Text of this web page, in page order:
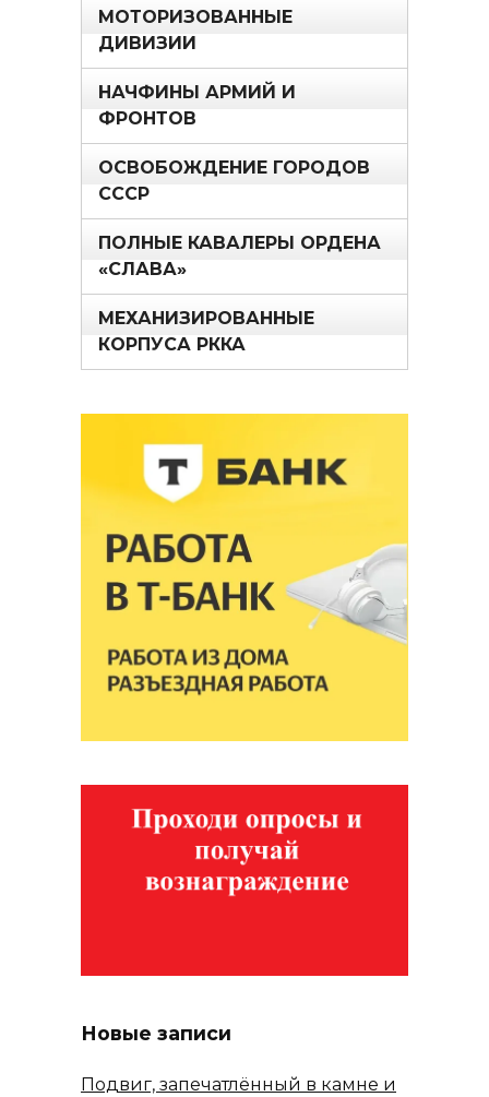
МОТОРИЗОВАННЫЕ
ДИВИЗИИ
НАЧФИНЫ АРМИЙ И
ФРОНТОВ
ОСВОБОЖДЕНИЕ ГОРОДОВ
СССР
ПОЛНЫЕ КАВАЛЕРЫ ОРДЕНА
«СЛАВА»
МЕХАНИЗИРОВАННЫЕ
КОРПУСА РККА
Новые записи
Подвиг, запечатлённый в камне и